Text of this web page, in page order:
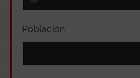
Población